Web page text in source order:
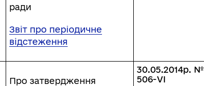
ради
Звіт про періодичне
відстеження
Про затвердження
30.05.2014р. №
506-VI